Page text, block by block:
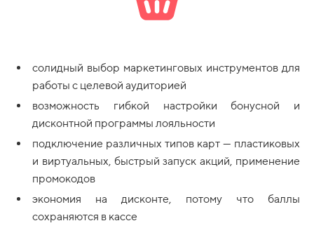
солидный выбор маркетинговых инструментов для
работы с целевой аудиторией
возможность гибкой настройки бонусной и
дисконтной программы лояльности
подключение различных типов карт — пластиковых
и виртуальных, быстрый запуск акций, применение
промокодов
экономия на дисконте, потому что баллы
сохраняются в кассе